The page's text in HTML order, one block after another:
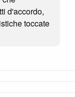
d'accordo,
toccate